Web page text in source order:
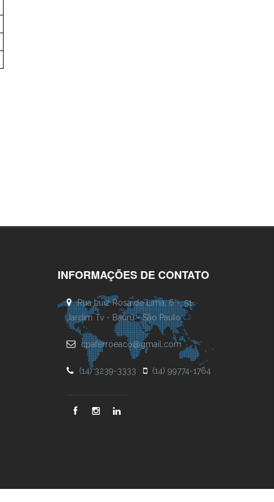
INFORMAÇÕES DE CONTATO
Rua Luiz Rosa de Lima, 6 -, 51
Jardim Tv - Baurú - São Paulo
cpaferroeaco@gmail.com
(14) 3239-3333 (14) 99774-1764